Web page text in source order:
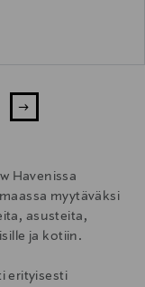
Havenissa
myytäväksi
asusteita,
ja kotiin.
erityisesti